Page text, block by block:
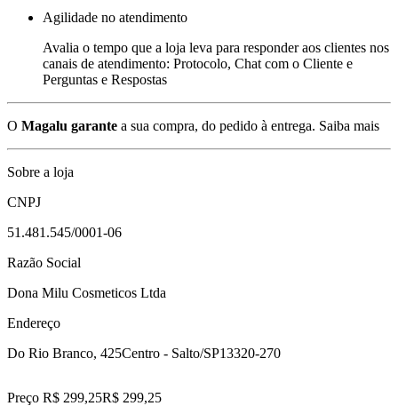
Agilidade no atendimento
Avalia o tempo que a loja leva para responder aos clientes nos
canais de atendimento: Protocolo, Chat com o Cliente e
Perguntas e Respostas
O Magalu garante a sua compra, do pedido à entrega. Saiba mais
Sobre a loja
CNPJ
51.481.545/0001-06
Razão Social
Dona Milu Cosmeticos Ltda
Endereço
Do Rio Branco, 425Centro - Salto/SP13320-270
Preço R$ 299,25R$ 299,25